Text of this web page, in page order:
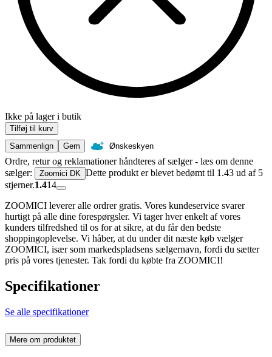
Ikke på lager i butik
Tilføj til kurv
Sammenlign
Gem Ønskeskyen
Ordre, retur og reklamationer håndteres af sælger - læs om denne
sælger:
Zoomici DK Dette produkt er blevet bedømt til 1.43 ud af 5
stjerner.1.414
ZOOMICI leverer alle ordrer gratis. Vores kundeservice svarer
hurtigt på alle dine forespørgsler. Vi tager hver enkelt af vores
kunders tilfredshed til os for at sikre, at du får den bedste
shoppingoplevelse. Vi håber, at du under dit næste køb vælger
ZOOMICI, især som markedspladsens sælgernavn, fordi du sætter
pris på vores tjenester. Tak fordi du købte fra ZOOMICI!
Specifikationer
Se alle specifikationer
Mere om produktet